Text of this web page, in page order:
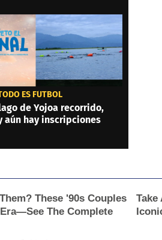
ES FÚTBOL
de Yojoa recorrido,
aún hay inscripciones